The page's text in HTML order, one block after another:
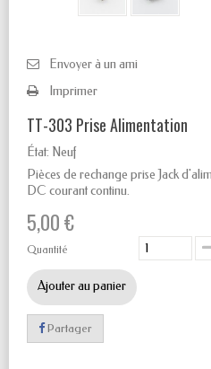
Envoyer à un ami
Imprimer
TT-303 Prise Alimentation
État: Neuf
Pièces de rechange prise Jack
DC courant continu.
5,00 €
Quantité
Ajouter au panier
Partager